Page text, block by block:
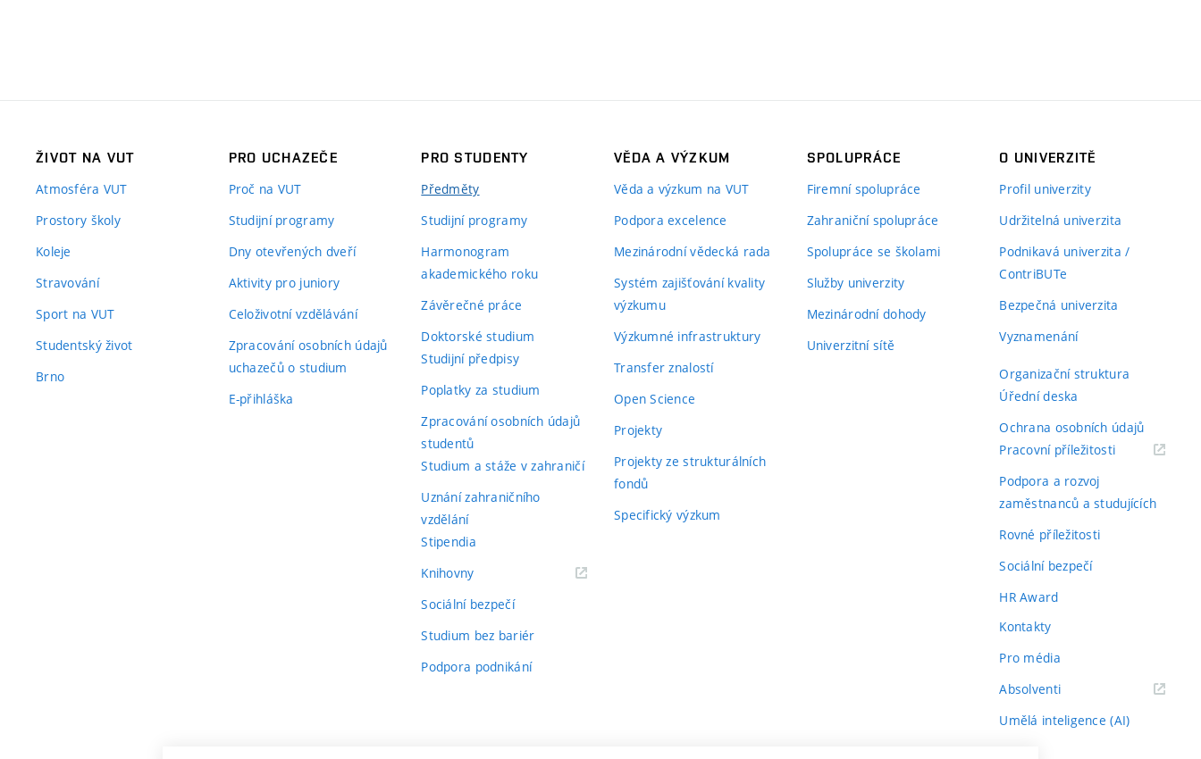
ŽIVOT NA VUT
Atmosféra VUT
Prostory školy
Koleje
Stravování
Sport na VUT
Studentský život
Brno
PRO UCHAZEČE
Proč na VUT
Studijní programy
Dny otevřených dveří
Aktivity pro juniory
Celoživotní vzdělávání
Zpracování osobních údajů
uchazečů o studium
E-přihláška
PRO STUDENTY
Předměty
Studijní programy
Harmonogram
akademického roku
Závěrečné práce
Doktorské studium
Studijní předpisy
Poplatky za studium
Zpracování osobních údajů
studentů
Studium a stáže v zahraničí
Uznání zahraničního
vzdělání
Stipendia
Knihovny(externí
Sociální bezpečí
Studium bez bariér
Podpora podnikání
VĚDA A VÝZKUM
Věda a výzkum na VUT
Podpora excelence
Mezinárodní vědecká rada
Systém zajišťování kvality
výzkumu
Výzkumné infrastruktury
Transfer znalostí
Open Science
Projekty
Projekty ze strukturálních
fondů
Specifický výzkum
SPOLUPRÁCE
Firemní spolupráce
Zahraniční spolupráce
Spolupráce se školami
Služby univerzity
Mezinárodní dohody
Univerzitní sítě
O UNIVERZITĚ
Profil univerzity
Udržitelná univerzita
Podnikavá univerzita /
ContriBUTe
Bezpečná univerzita
Vyznamenání
Organizační struktura
Úřední deska
Ochrana osobních údajů
Pracovní příležitosti(externí
Podpora a rozvoj
zaměstnanců a studujících
Rovné příležitosti
Sociální bezpečí
HR Award
Kontakty
Pro média
Absolventi(externí
Umělá inteligence (AI)